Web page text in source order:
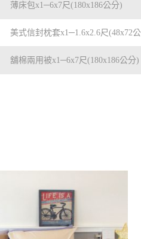
薄床包x1─6x7尺(180x186公分)
美式信封枕套x1─1.6x2.6尺(48x72
舖棉兩用被x1─6x7尺(180x186公分)